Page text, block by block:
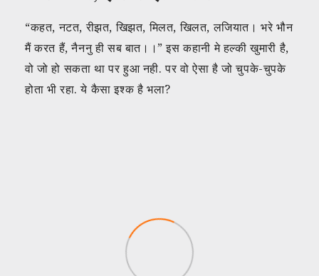
“कहत, नटत, रीझत, खिझत, मिलत, खिलत, लजियात। भरे भौन
मैं करत हैं, नैननु ही सब बात।।” इस कहानी मे हल्की खुमारी है,
वो जो हो सकता था पर हुआ नही. पर वो ऐसा है जो चुपके-चुपके
होता भी रहा. ये कैसा इश्क है भला?